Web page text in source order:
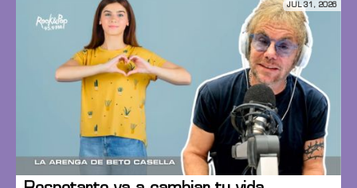
JUL 31, 2026